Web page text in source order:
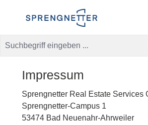
Impressum
Sprengnetter Real Estate Services
Sprengnetter-Campus 1
53474 Bad Neuenahr-Ahrweiler